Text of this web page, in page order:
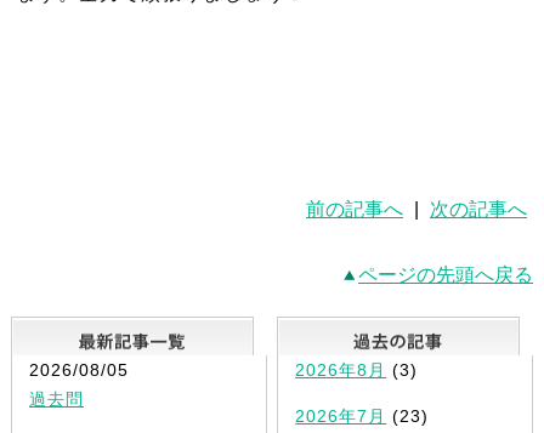
前の記事へ 次の記事へ
ページの先頭へ戻る
最新記事一覧
2026/08/05
過去問
2026年8月 (3)
2026年7月 (23)